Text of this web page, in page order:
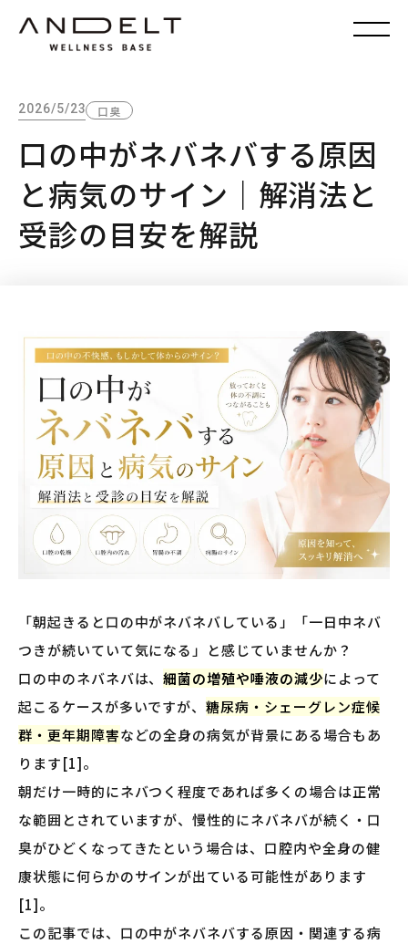
2026/5/23 口臭
口の中がネバネバする原因
と病気のサイン｜解消法と
受診の目安を解説
「朝起きると口の中がネバネバしている」「一日中ネバ
つきが続いていて気になる」と感じていませんか？
口の中のネバネバは、細菌の増殖や唾液の減少によって
起こるケースが多いですが、糖尿病・シェーグレン症候
群・更年期障害などの全身の病気が背景にある場合もあ
ります[1]。
朝だけ一時的にネバつく程度であれば多くの場合は正常
な範囲とされていますが、慢性的にネバネバが続く・口
臭がひどくなってきたという場合は、口腔内や全身の健
康状態に何らかのサインが出ている可能性があります
[1]。
この記事では、口の中がネバネバする原因・関連する病